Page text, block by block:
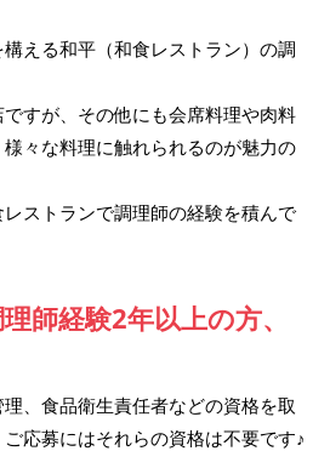
える和平（和食レストラン）の調
すが、その他にも会席料理や肉料
々な料理に触れられるのが魅力の
ストランで調理師の経験を積んで
師経験2年以上の方、
、食品衛生責任者などの資格を取
応募にはそれらの資格は不要です♪